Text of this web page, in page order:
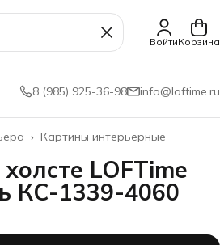
ВойтиКорзина
8 (985) 925-36-98 info@loftime.ru
Картины интерьерные
›
LOFTime
КС-1339-4060